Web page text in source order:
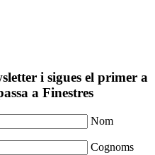
i sigues el primer a
a Finestres
Nom
Cognoms